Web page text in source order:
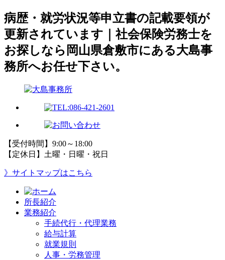
病歴・就労状況等申立書の記載要領が
更新されています｜社会保険労務士を
お探しなら岡山県倉敷市にある大島事
務所へお任せ下さい。
【受付時間】9:00～18:00
【定休日】土曜・日曜・祝日
》サイトマップはこちら
所長紹介
業務紹介
手続代行・代理業務
給与計算
就業規則
人事・労務管理